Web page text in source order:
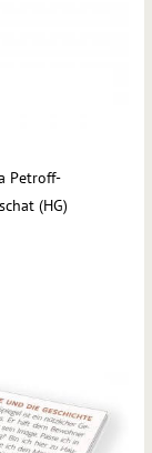
Petroff-
(HG)